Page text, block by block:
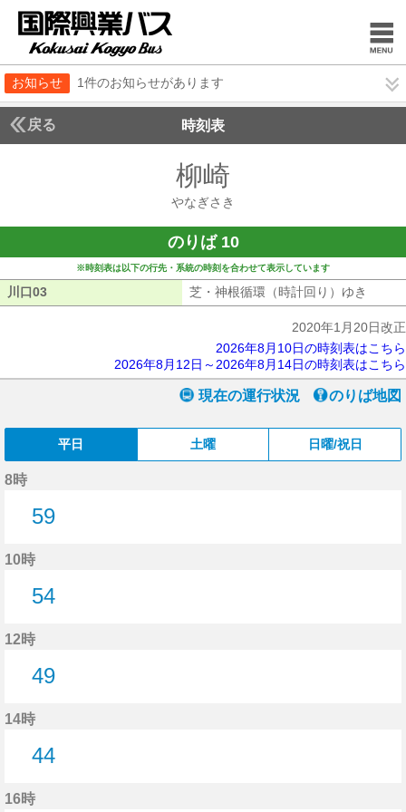
お知らせ 1件のお知らせがあります
戻る 時刻表
柳崎
やなぎさき
のりば 10
※時刻表は以下の行先・系統の時刻を合わせて表示しています
川口03 芝・神根循環（時計回り）ゆき
2020年1月20日改正
2026年8月10日の時刻表はこちら
2026年8月12日～2026年8月14日の時刻表はこちら
現在の運行状況 のりば地図
平日 土曜 日曜/祝日
8時
59
10時
54
12時
49
14時
44
16時